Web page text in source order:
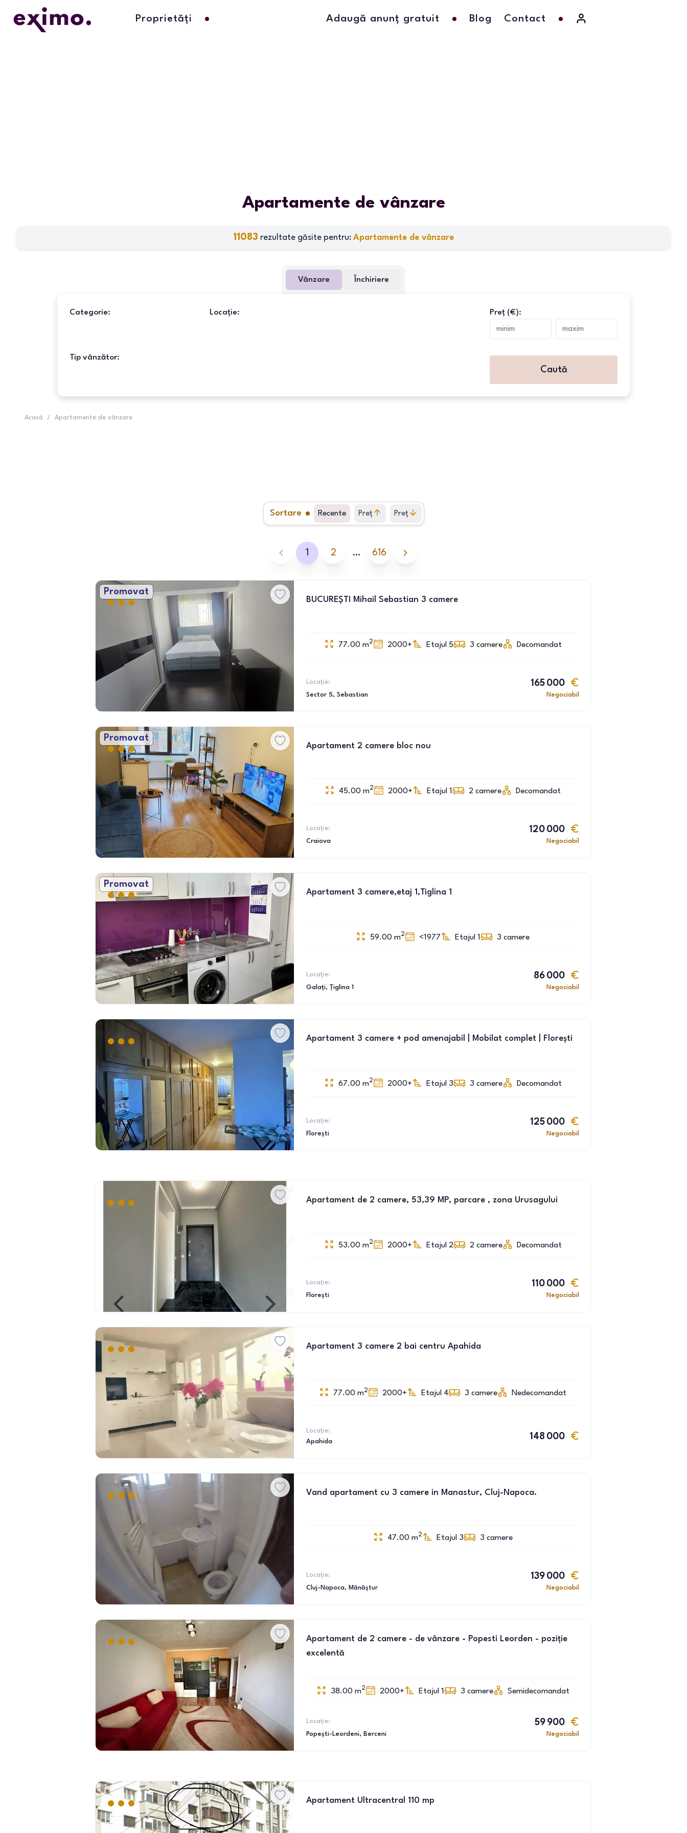
Proprietăți Adaugă anunț gratuit Blog Contact
Apartamente de vânzare
11083 rezultate găsite pentru: Apartamente de vânzare
Vânzare Închiriere
Categorie: Locație: Preț (€):
Tip vânzător:
Caută
Acasă / Apartamente de vânzare
Sortare Recente Preț
crescător
Preț
descrescător
1 2 … 616
Promovat
BUCUREȘTI Mihail Sebastian 3 camere
77.00 m2 2000+ Etajul 5 3 camere Decomandat
Locație:
Sector 5, Sebastian
165 000
Negociabil
Promovat
Apartament 2 camere bloc nou
45.00 m2 2000+ Etajul 1 2 camere Decomandat
Locație:
Craiova
120 000
Negociabil
Promovat
Apartament 3 camere,etaj 1,Tiglina 1
59.00 m2 <1977 Etajul 1 3 camere
Locație:
Galați, Țiglina 1
86 000
Negociabil
Apartament 3 camere + pod amenajabil | Mobilat complet | Florești
67.00 m2 2000+ Etajul 3 3 camere Decomandat
Locație:
Florești
125 000
Negociabil
Apartament de 2 camere, 53,39 MP, parcare , zona Urusagului
53.00 m2 2000+ Etajul 2 2 camere Decomandat
Locație:
Florești
110 000
Negociabil
Apartament 3 camere 2 bai centru Apahida
77.00 m2 2000+ Etajul 4 3 camere Nedecomandat
Locație:
Apahida
148 000
Vand apartament cu 3 camere in Manastur, Cluj-Napoca.
47.00 m2 Etajul 3 3 camere
Locație:
Cluj-Napoca, Mănăștur
139 000
Negociabil
Apartament de 2 camere - de vânzare - Popesti Leorden - poziție
excelentă
38.00 m2 2000+ Etajul 1 3 camere Semidecomandat
Locație:
Popești-Leordeni, Berceni
59 900
Negociabil
Apartament Ultracentral 110 mp